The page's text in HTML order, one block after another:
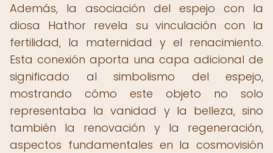
Además, la asociación del espejo con la
diosa Hathor revela su vinculación con la
fertilidad, la maternidad y el renacimiento.
Esta conexión aporta una capa adicional de
significado al simbolismo del espejo,
mostrando cómo este objeto no solo
representaba la vanidad y la belleza, sino
también la renovación y la regeneración,
aspectos fundamentales en la cosmovisión